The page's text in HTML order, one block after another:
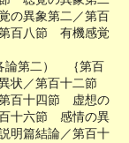
の異象第二／第百
百八節 有機感覚
論第二） ｛第百
状／第百十二節
百十四節 虚想の
十六節 感情の異
明篇結論／第百十